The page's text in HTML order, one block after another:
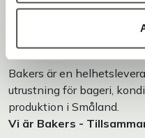
Bakers är en
utrustning för bageri,
produktion i Småland.
Vi är Bakers -